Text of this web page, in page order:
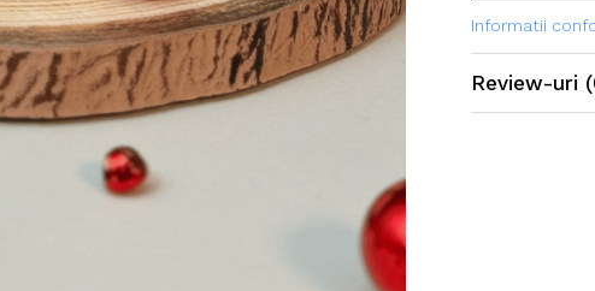
Ceara din soia
Parfum:
Timp de ardere:
Informatii
Review-uri